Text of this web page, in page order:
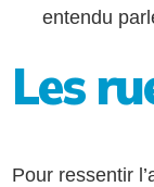
entendu
Les
Pour ressentir